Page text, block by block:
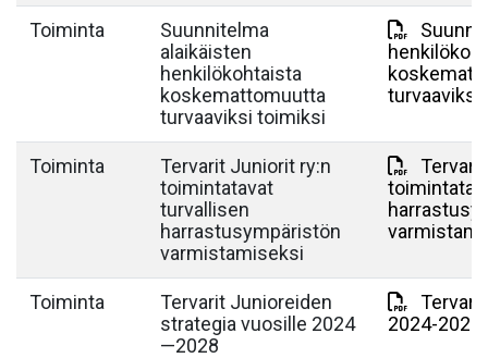
Toiminta
Suunnitelma
alaikäisten
henkilökohtaista
koskemattomuutta
turvaaviksi toimiksi
turvaaviksi
Toiminta
Tervarit Juniorit ry:n
toimintatavat
turvallisen
harrastusympäristön
varmistamiseksi
Toiminta
Tervarit Junioreiden
strategia vuosille 2024
—2028
2024-